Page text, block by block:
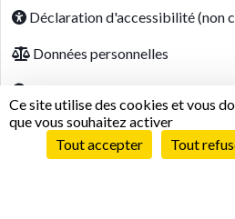
Déclaration d'accessibilité (non
Données personnelles
Ce site utilise des cookies et vous
que vous souhaitez activer
Tout accepter
Tout